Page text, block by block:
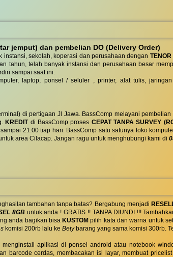
jemput) dan pembelian DO (Delivery Order)
sekolah, koperasi dan perusahaan dengan
tahun, telah banyak instansi dan perusahaan besar
sampai saat ini.
laptop, ponsel / seluler , printer, alat tulis,
di pertigaan Jl Jawa. BassComp melayani
KREDITdi BassComp proses CEPAT TANPA SURVEY
21:00 tiap hari. BassComp satu satunya toko
area Cilacap. Jangan ragu untuk menghubungi kami di
tambahan tanpa batas? Bergabung menjadi
8GBuntuk anda ! GRATIS !! TANPA DIUNDI !!!
anda bagikan bisa KUSTOM pilih kata dan warna untuk
komisi 200rb lalu ke Betybarang yang sama komisi 300rb.
aplikasi di ponsel android atau notebook
barcode cerdas, membacakan isi layar, membuat